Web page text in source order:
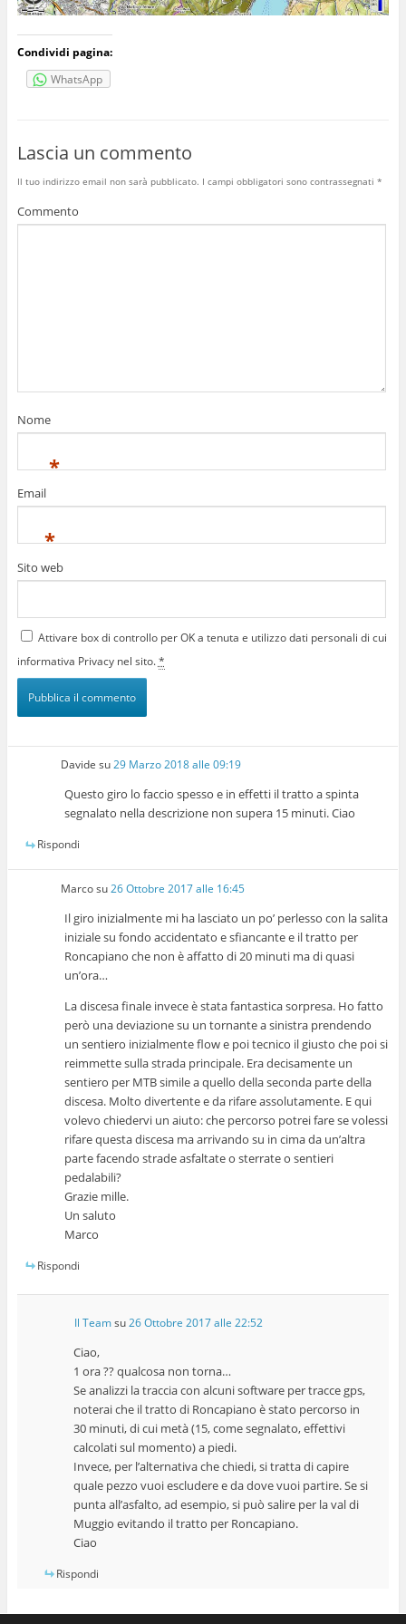
Condividi pagina:
WhatsApp
Lascia un commento
Il tuo indirizzo email non sarà pubblicato. I campi obbligatori sono contrassegnati *
Commento
Nome
*
Email
*
Sito web
Attivare box di controllo per OK a tenuta e utilizzo dati personali di cui
informativa Privacy nel sito.*
Davide su29 Marzo 2018 alle 09:19
Questo giro lo faccio spesso e in effetti il tratto a spinta
segnalato nella descrizione non supera 15 minuti. Ciao
Rispondi
Marcosu26 Ottobre 2017 alle 16:45
Il giro inizialmente mi ha lasciato un po’ perlesso con la salita
iniziale su fondo accidentato e sfiancante e il tratto per
Roncapiano che non è affatto di 20 minuti ma di quasi
un’ora…
La discesa finale invece è stata fantastica sorpresa. Ho fatto
però una deviazione su un tornante a sinistra prendendo
un sentiero inizialmente flow e poi tecnico il giusto che poi si
reimmette sulla strada principale. Era decisamente un
sentiero per MTB simile a quello della seconda parte della
discesa. Molto divertente e da rifare assolutamente. E qui
volevo chiedervi un aiuto: che percorso potrei fare se volessi
rifare questa discesa ma arrivando su in cima da un’altra
parte facendo strade asfaltate o sterrate o sentieri
pedalabili?
Grazie mille.
Un saluto
Marco
Rispondi
Il Teamsu26 Ottobre 2017 alle 22:52
Ciao,
1 ora ?? qualcosa non torna…
Se analizzi la traccia con alcuni software per tracce gps,
noterai che il tratto di Roncapiano è stato percorso in
30 minuti, di cui metà (15, come segnalato, effettivi
calcolati sul momento) a piedi.
Invece, per l’alternativa che chiedi, si tratta di capire
quale pezzo vuoi escludere e da dove vuoi partire. Se si
punta all’asfalto, ad esempio, si può salire per la val di
Muggio evitando il tratto per Roncapiano.
Ciao
Rispondi